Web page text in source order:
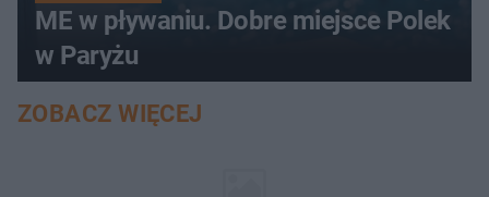
ME w pływaniu. Dobre miejsce Polek
w Paryżu
ZOBACZ WIĘCEJ